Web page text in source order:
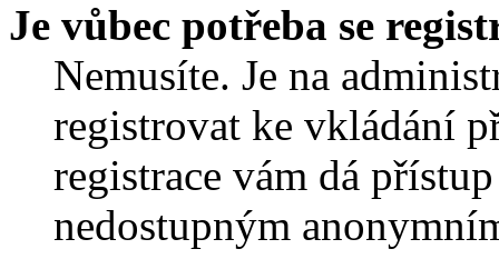
Je vůbec potřeba se
Nemusíte. Je na
registrovat ke vkládání
registrace vám dá
nedostupným